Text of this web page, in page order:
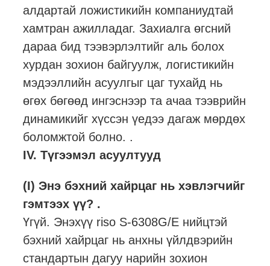
алдартай ложистикийн компаниудтай
хамтран ажилладаг. Захиалга өгсний
дараа бид тээвэрлэлтийг аль болох
хурдан зохион байгуулж, логистикийн
мэдээллийн асуулгыг цаг тухайд нь
өгөх бөгөөд ингэснээр та ачаа тээврийн
динамикийг хүссэн үедээ дагаж мөрдөх
боломжтой болно. .
IV. Түгээмэл асуултууд
(I) Энэ бэхний хайрцаг нь хэвлэгчийг
гэмтээх үү? .
Үгүй. Энэхүү riso S-6308G/E нийцтэй
бэхний хайрцаг нь анхны үйлдвэрийн
стандартын дагуу нарийн зохион